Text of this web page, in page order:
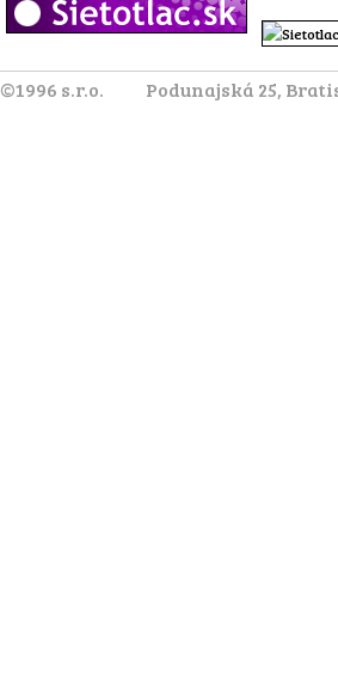
©1996 s.r.o. Podunajská 25,